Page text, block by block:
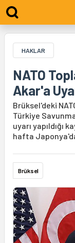
HAKLAR
NATO
Akar'a
Brüksel'deki
Türkiye
uyarı yapıldığı
hafta
Brüksel